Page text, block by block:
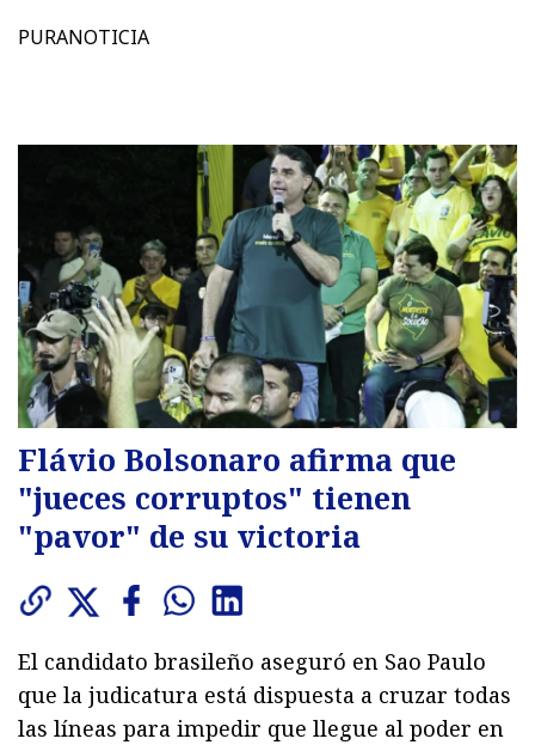
PURANOTICIA
Flávio Bolsonaro afirma que
"jueces corruptos" tienen
"pavor" de su victoria
El candidato brasileño aseguró en Sao Paulo
que la judicatura está dispuesta a cruzar todas
las líneas para impedir que llegue al poder en